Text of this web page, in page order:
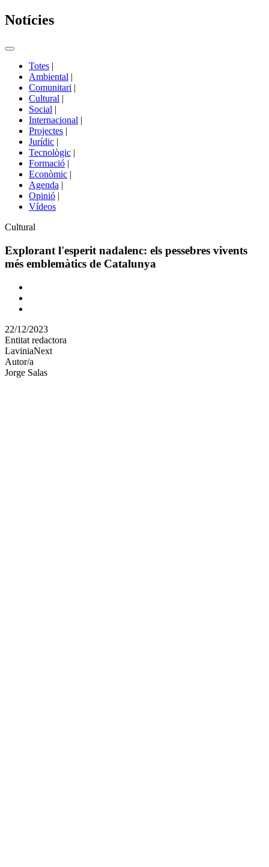
Notícies
Commutador
portals
Totes |
Ambiental |
Comunitari |
Cultural |
Social |
Internacional |
Projectes |
Jurídic |
Tecnològic |
Formació |
Econòmic |
Agenda |
Opinió |
Vídeos
Àmbit
la
notícia
Cultural
Explorant l'esperit nadalenc: els pessebres vivents
més emblemàtics de Catalunya
Comparteix
altres
xarxes
socials
22/12/2023
Entitat redactora
LaviniaNext
Autor/a
Jorge Salas